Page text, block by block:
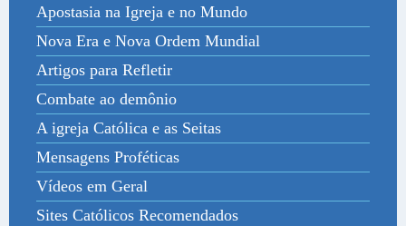
Apostasia na Igreja e no Mundo
Nova Era e Nova Ordem Mundial
Artigos para Refletir
Combate ao demônio
A igreja Católica e as Seitas
Mensagens Proféticas
Vídeos em Geral
Sites Católicos Recomendados